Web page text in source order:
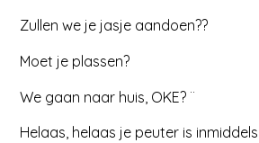
Zullen we je jasje aandoen??
Moet je plassen?
We gaan naar huis, OKE? ¨
Helaas, helaas je peuter is